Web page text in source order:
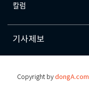
칼럼
기사제보
Copyright bydongA.com